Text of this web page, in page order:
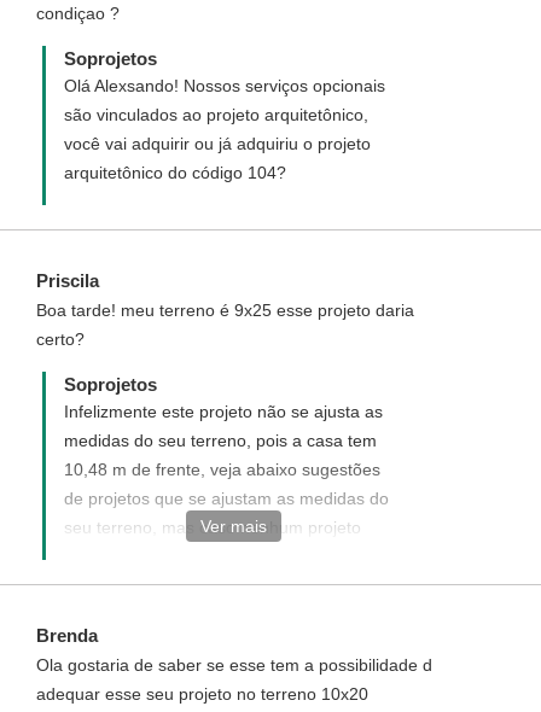
condiçao ?
Soprojetos
Olá Alexsando! Nossos serviços opcionais
são vinculados ao projeto arquitetônico,
você vai adquirir ou já adquiriu o projeto
arquitetônico do código 104?
Priscila
Boa tarde! meu terreno é 9x25 esse projeto daria
certo?
Soprojetos
Infelizmente este projeto não se ajusta as
medidas do seu terreno, pois a casa tem
10,48 m de frente, veja abaixo sugestões
de projetos que se ajustam as medidas do
seu terreno, mas caso nenhum projeto
um projeto personalizado, que é um novo
enviaremos uma proposta informando com
detalhes como funciona, quais os custos e
como adquirir um projeto personalizado.
Ver mais
Brenda
Ola gostaria de saber se esse tem a possibilidade d
adequar esse seu projeto no terreno 10x20